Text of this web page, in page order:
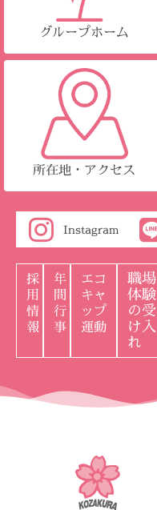
グループホーム
所在地・アクセス
Instagram
採
用
情
報
年
間
行
事
エコ
キャ
ップ
運動
職場
体験
の受
け入
れ